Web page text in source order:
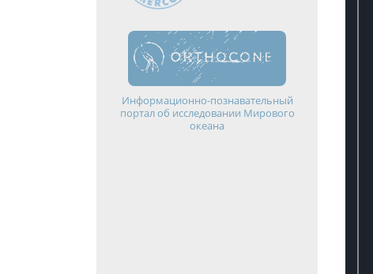
Информационно-познавательный
портал об исследовании Мирового
океана